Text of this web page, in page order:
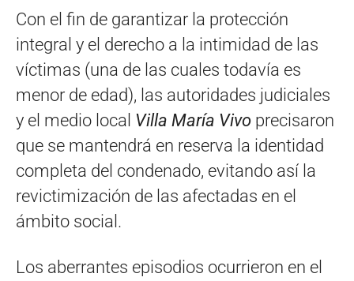
Con el fin de garantizar la protección
integral y el derecho a la intimidad de las
víctimas (una de las cuales todavía es
menor de edad), las autoridades judiciales
y el medio local Villa María Vivo precisaron
que se mantendrá en reserva la identidad
completa del condenado, evitando así la
revictimización de las afectadas en el
ámbito social.
Los aberrantes episodios ocurrieron en el